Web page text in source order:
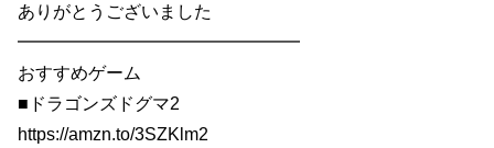
ありがとうございました
━━━━━━━━━━━━━━━━
おすすめゲーム
■ドラゴンズドグマ2
https://amzn.to/3SZKlm2